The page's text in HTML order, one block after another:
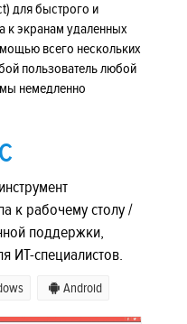
для быстрого и
к экранам удаленных
всего нескольких
пользователь любой
немедленно
к рабочему столу /
поддержки,
ИТ-специалистов.
Android